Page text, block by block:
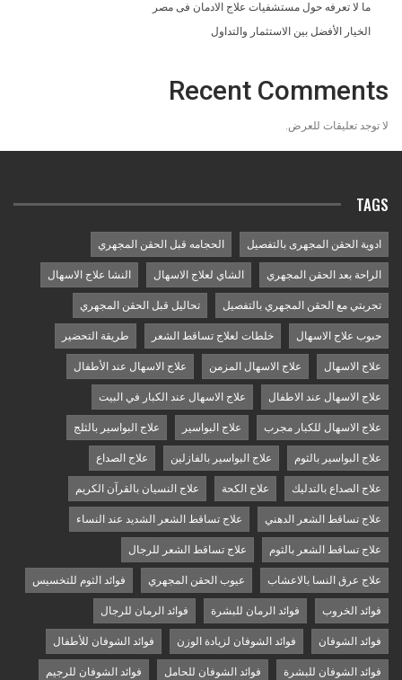
ما لا تعرفه حول مستشفيات علاج الادمان فى مصر
الخيار الأفضل بين الاستثمار والتداول
Recent Comments
لا توجد تعليقات للعرض.
TAGS
ادوية الحقن المجهرى بالتفصيل الحجامه قبل الحقن المجهري
الراحة بعد الحقن المجهري الشاي لعلاج الاسهال النشا علاج الاسهال
تجربتي مع الحقن المجهري بالتفصيل تحاليل قبل الحقن المجهري
حبوب علاج الاسهال خلطات لعلاج تساقط الشعر طريقة التحضير
علاج الاسهال علاج الاسهال المزمن علاج الاسهال عند الأطفال
علاج الاسهال عند الاطفال علاج الاسهال عند الكبار في البيت
علاج الاسهال للكبار مجرب علاج البواسير علاج البواسير بالثلج
علاج البواسير بالثوم علاج البواسير بالفازلين علاج الصداع
علاج الصداع بالتدليك علاج الكحة علاج النسيان بالقرآن الكريم
علاج تساقط الشعر الدهني علاج تساقط الشعر الشديد عند النساء
علاج تساقط الشعر بالثوم علاج تساقط الشعر للرجال
علاج عرق النسا بالاعشاب عيوب الحقن المجهري فوائد الثوم للتخسيس
فوائد الخروب فوائد الرمان للبشرة فوائد الرمان للرجال
فوائد الشوفان فوائد الشوفان لزيادة الوزن فوائد الشوفان للأطفال
فوائد الشوفان للبشرة فوائد الشوفان للحامل فوائد الشوفان للرجيم